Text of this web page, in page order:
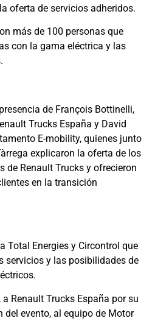
oferta de servicios adheridos.
más de 100 personas que
con la gama eléctrica y las
de François Bottinelli,
Trucks España y David
E-mobility, quienes junto
explicaron la oferta de los
de Renault Trucks y ofrecieron
en la transición
Total Energies y Circontrol que
servicios y las posibilidades de
Renault Trucks España por su
evento, al equipo de Motor